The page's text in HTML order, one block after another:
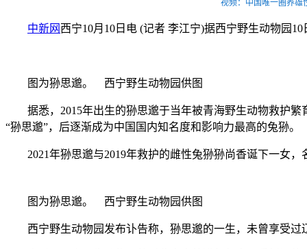
视频：中国唯一圈养雄
中新网 西宁10月10日电 (记者 李江宁)据西宁野生动物园
图为狲思邈。 西宁野生动物园供图
据悉，2015年出生的狲思邈于当年被青海野生动物救护繁
“狲思邈”，后逐渐成为中国国内知名度和影响力最高的兔狲。
2021年狲思邈与2019年救护的雌性兔狲狲尚香诞下一女，
图为狲思邈。 西宁野生动物园供图
西宁野生动物园发布讣告称，狲思邈的一生，未曾享受过